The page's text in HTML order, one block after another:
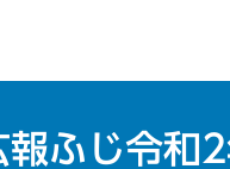
報ふじ令和